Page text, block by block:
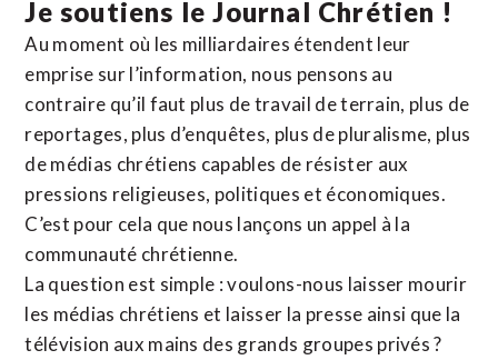
Je soutiens le Journal Chrétien !
Au moment où les milliardaires étendent leur
emprise sur l’information, nous pensons au
contraire qu’il faut plus de travail de terrain, plus de
reportages, plus d’enquêtes, plus de pluralisme, plus
de médias chrétiens capables de résister aux
pressions religieuses, politiques et économiques.
C’est pour cela que nous lançons un appel à la
communauté chrétienne.
La question est simple : voulons-nous laisser mourir
les médias chrétiens et laisser la presse ainsi que la
télévision aux mains des grands groupes privés ?